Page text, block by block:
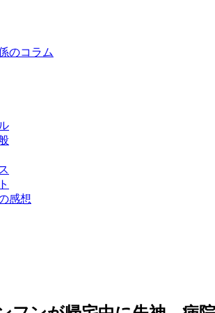
のコラム
感想